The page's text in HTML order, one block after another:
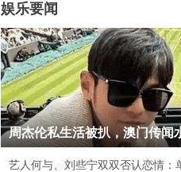
娱乐要闻
周杰伦私生活被扒，澳门传闻
艺人何与、刘些宁双双否认恋情：